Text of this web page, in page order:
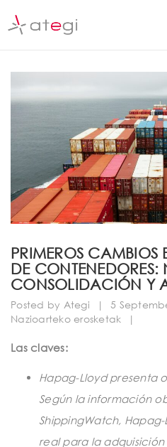
PRIMEROS CAMBIOS
DE CONTENEDORES:
CONSOLIDACIÓN Y
Posted by Ategi | 5
Nazioarteko erosketak
|
Las claves:
Hapag-Lloyd presenta
Según la información
ShippingWatch,
real para la